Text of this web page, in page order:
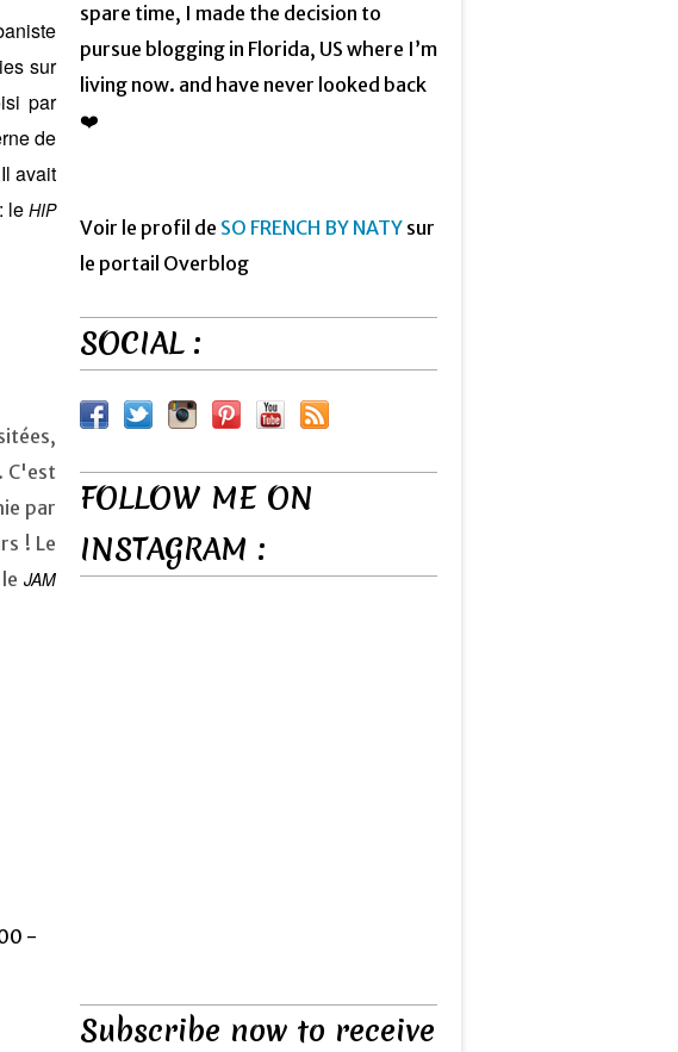
sur
par
de
avait
leHIP
C'est
par
! Le
leJAM
-
spare time, I made the decision to
pursue blogging in Florida, US where I’m
living now. and have never looked back
❤️
Voir le profil de SO FRENCH BY NATY sur
le portail Overblog
SOCIAL :
FOLLOW ME ON
INSTAGRAM :
Subscribe now to receive